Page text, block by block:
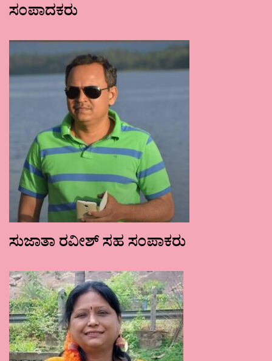
ಸಂಪಾದಕರು
ಸುಜಾತಾ ರವೀಶ್ ಸಹ ಸಂಪಾಕರು